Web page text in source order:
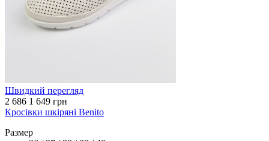
Швидкий перегляд
2 686 1 649 грн
Кросівки шкіряні Benito
Размер